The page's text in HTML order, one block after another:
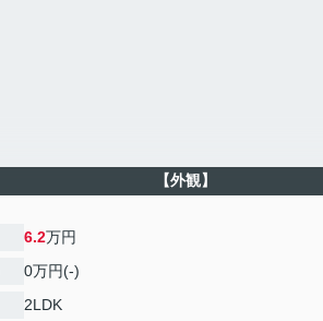
【外観】
6.2万円
0万円(-)
2LDK